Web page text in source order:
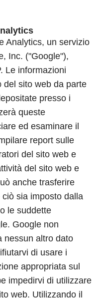
Analytics, un servizio
Inc. ("Google"),
Le informazioni
del sito web da parte
presso i
queste
ed esaminare il
report sulle
del sito web e
del sito web e
anche trasferire
sia imposto dalla
le suddette
Google non
nessun altro dato
di usare i
appropriata sul
impedirvi di utilizzare
web. Utilizzando il